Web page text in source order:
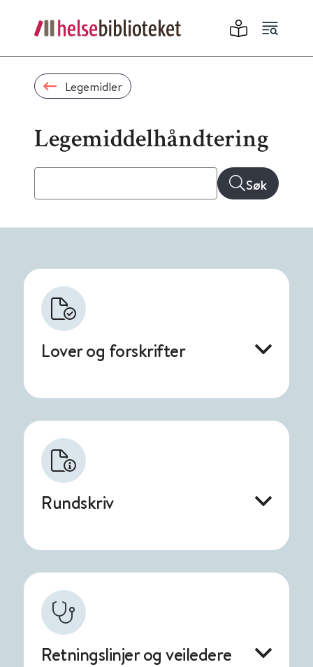
Legemidler
Legemiddelhåndtering
Søk
Lover og forskrifter
Rundskriv
Retningslinjer og veiledere